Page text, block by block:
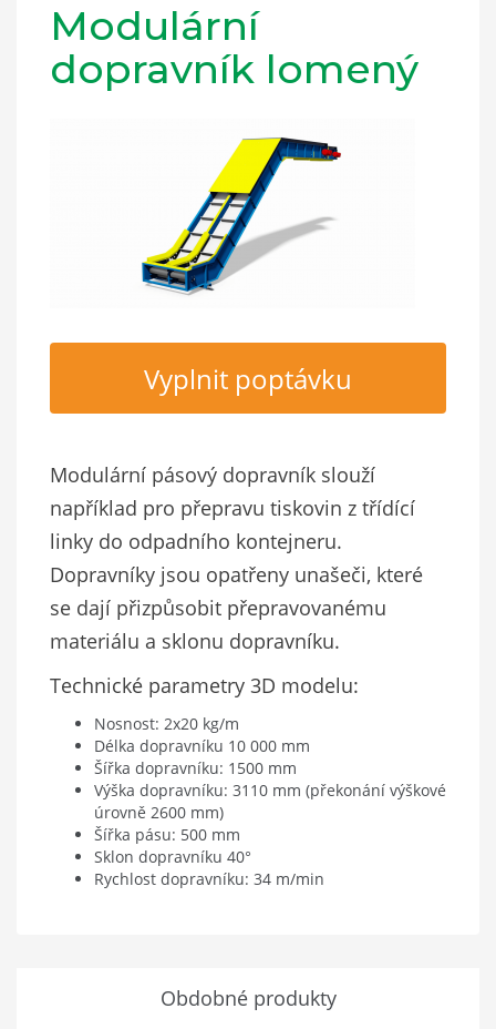
Modulární
dopravník lomený
Vyplnit poptávku
Modulární pásový dopravník slouží
například pro přepravu tiskovin z třídící
linky do odpadního kontejneru.
Dopravníky jsou opatřeny unašeči, které
se dají přizpůsobit přepravovanému
materiálu a sklonu dopravníku.
Technické parametry 3D modelu:
Nosnost: 2x20 kg/m
Délka dopravníku 10 000 mm
Šířka dopravníku: 1500 mm
Výška dopravníku: 3110 mm (překonání výškové
úrovně 2600 mm)
Šířka pásu: 500 mm
Sklon dopravníku 40°
Rychlost dopravníku: 34 m/min
Obdobné produkty